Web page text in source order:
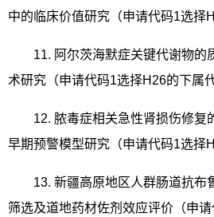
中的临床价值研究（申请代码1选择
11. 阿尔茨海默症关键代谢物的
术研究（申请代码1选择H26的下属
12. 脓毒症相关急性肾损伤修复
早期预警模型研究（申请代码1选择
13. 新疆高原地区人群肠道抗布
筛选及道地药材佐剂效应评价（申请